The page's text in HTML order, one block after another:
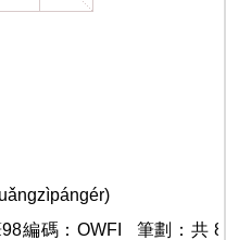
編碼：OWFI 筆劃：共 8